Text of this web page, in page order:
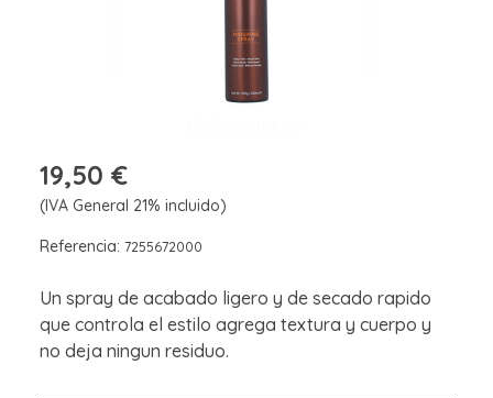
19,50 €
(IVA General 21% incluido)
Referencia: 7255672000
Un spray de acabado ligero y de secado rapido
que controla el estilo agrega textura y cuerpo y
no deja ningun residuo.